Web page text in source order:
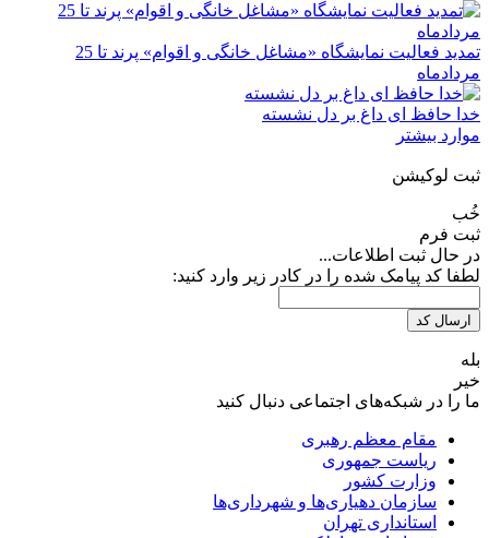
تمدید فعالیت نمایشگاه «مشاغل خانگی و اقوام» پرند تا 25
مردادماه
خدا حافظ ای داغ بر دل نشسته
موارد بیشتر
ثبت لوکیشن
خُب
ثبت فرم
در حال ثبت اطلاعات...
لطفا کد پیامک شده را در کادر زیر وارد کنید:
ارسال کد
بله
خیر
ما را در شبکه‌های اجتماعی دنبال کنید
مقام معظم رهبری
ریاست جمهوری
وزارت کشور
سازمان دهیاری‌ها و شهرداری‌ها
استانداری تهران